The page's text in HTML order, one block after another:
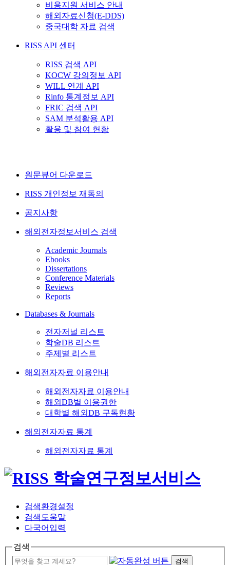
비용지원 서비스 안내
해외자료신청(E-DDS)
중국대학 자료 검색
RISS API 센터
RISS 검색 API
KOCW 강의정보 API
WILL 연계 API
Rinfo 통계정보 API
FRIC 검색 API
SAM 분석활용 API
활용 및 참여 현황
원문뷰어 다운로드
RISS 개인정보 재동의
공지사항
해외전자정보서비스 검색
Academic Journals
Ebooks
Dissertations
Conference Materials
Reviews
Reports
Databases & Journals
전자저널 리스트
학술DB 리스트
주제별 리스트
해외전자자료 이용안내
해외전자자료 이용안내
해외DB별 이용권한
대학별 해외DB 구독현황
해외전자자료 통계
해외전자자료 통계
검색환경설정
검색도움말
다국어입력
검색
검색